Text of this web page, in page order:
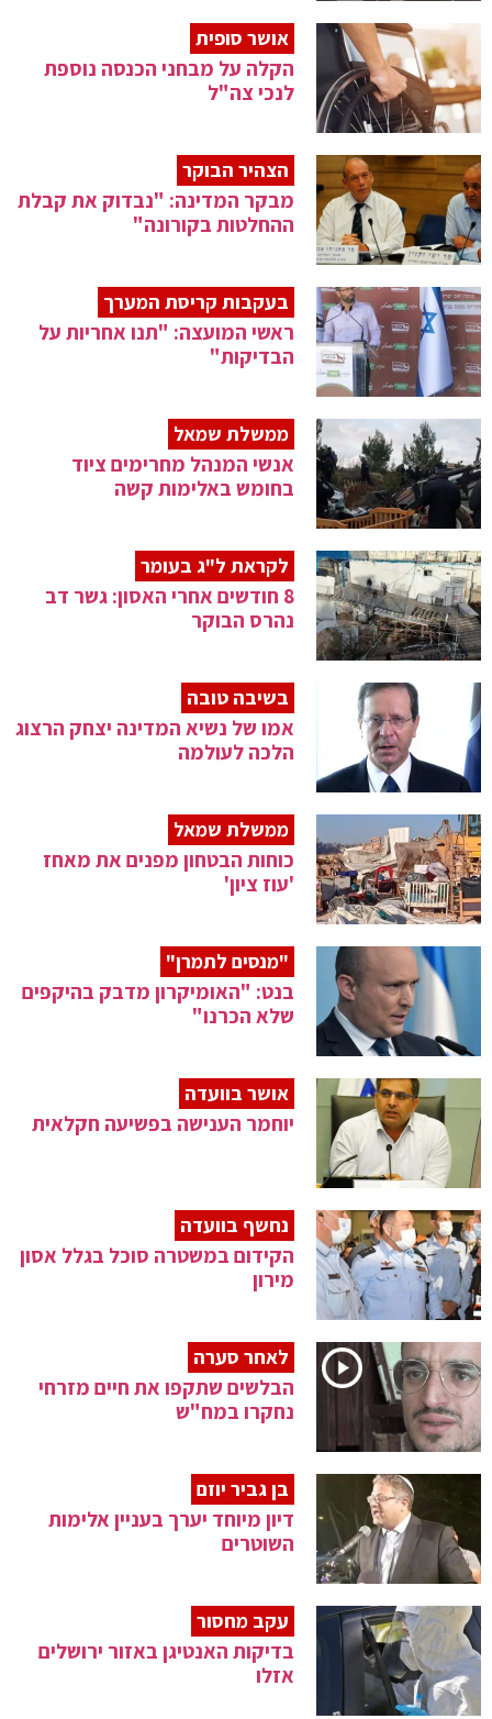
אושר סופית
הקלה על מבחני הכנסה נוספת
לנכי צה"ל
הצהיר הבוקר
מבקר המדינה: "נבדוק את קבלת
ההחלטות בקורונה"
בעקבות קריסת המערך
ראשי המועצה: "תנו אחריות על
הבדיקות"
ממשלת שמאל
אנשי המנהל מחרימים ציוד
בחומש באלימות קשה
לקראת ל"ג בעומר
8 חודשים אחרי האסון: גשר דב
נהרס הבוקר
בשיבה טובה
אמו של נשיא המדינה יצחק הרצוג
הלכה לעולמה
ממשלת שמאל
כוחות הבטחון מפנים את מאחז
'עוז ציון'
"מנסים לתמרן"
בנט: "האומיקרון מדבק בהיקפים
שלא הכרנו"
אושר בוועדה
יוחמר הענישה בפשיעה חקלאית
נחשף בוועדה
הקידום במשטרה סוכל בגלל אסון
מירון
לאחר סערה
הבלשים שתקפו את חיים מזרחי
נחקרו במח"ש
בן גביר יוזם
דיון מיוחד יערך בעניין אלימות
השוטרים
עקב מחסור
בדיקות האנטיגן באזור ירושלים
אזלו